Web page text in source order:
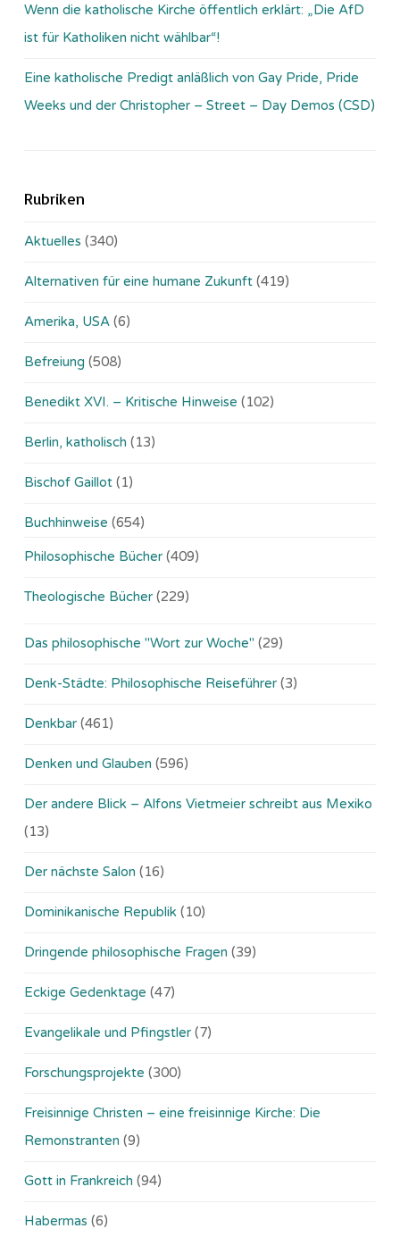
Wenn die katholische Kirche öffentlich erklärt: „Die AfD
ist für Katholiken nicht wählbar“!
Eine katholische Predigt anläßlich von Gay Pride, Pride
Weeks und der Christopher – Street – Day Demos (CSD)
Rubriken
Aktuelles (340)
Alternativen für eine humane Zukunft (419)
Amerika, USA (6)
Befreiung (508)
Benedikt XVI. – Kritische Hinweise (102)
Berlin, katholisch (13)
Bischof Gaillot (1)
Buchhinweise (654)
Philosophische Bücher (409)
Theologische Bücher (229)
Das philosophische "Wort zur Woche" (29)
Denk-Städte: Philosophische Reiseführer (3)
Denkbar (461)
Denken und Glauben (596)
Der andere Blick – Alfons Vietmeier schreibt aus Mexiko
(13)
Der nächste Salon (16)
Dominikanische Republik (10)
Dringende philosophische Fragen (39)
Eckige Gedenktage (47)
Evangelikale und Pfingstler (7)
Forschungsprojekte (300)
Freisinnige Christen – eine freisinnige Kirche: Die
Remonstranten (9)
Gott in Frankreich (94)
Habermas (6)